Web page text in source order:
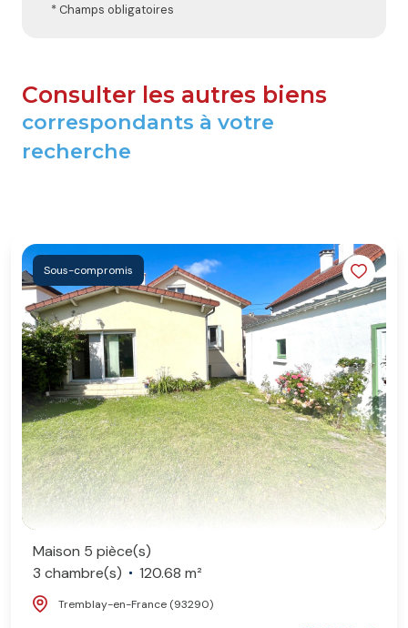
* Champs obligatoires
Consulter les autres biens
correspondants à votre
recherche
Sous-compromis
Maison 5 pièce(s)
3 chambre(s)
120.68 m²
Tremblay-en-France (93290)